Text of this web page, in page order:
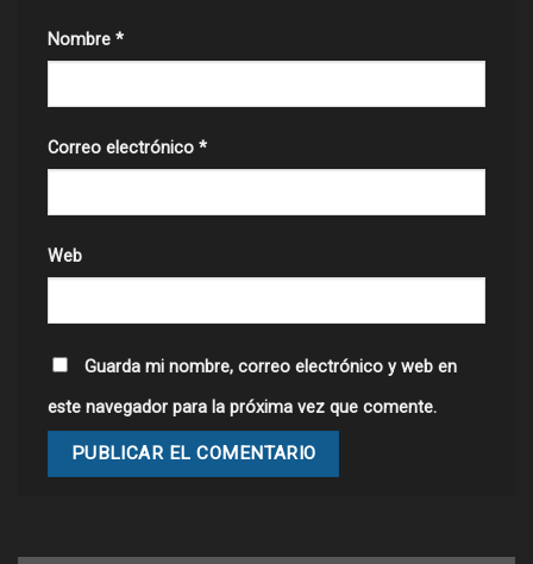
Nombre *
Correo electrónico *
Web
Guarda mi nombre, correo electrónico y web en
este navegador para la próxima vez que comente.